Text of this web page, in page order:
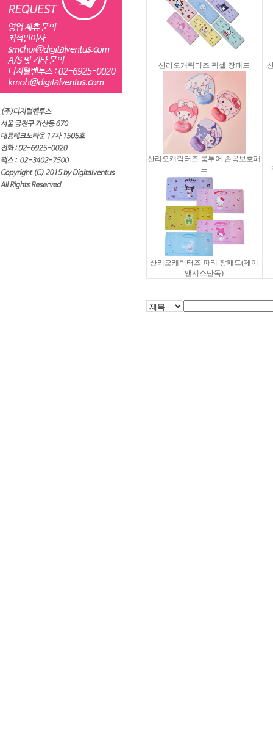
산리오캐릭터즈 픽셀 장패드
산리오캐릭터즈 룸투어 손목보호패
드
산리오캐릭터즈 파티 장패드(제이
앤시스단독)